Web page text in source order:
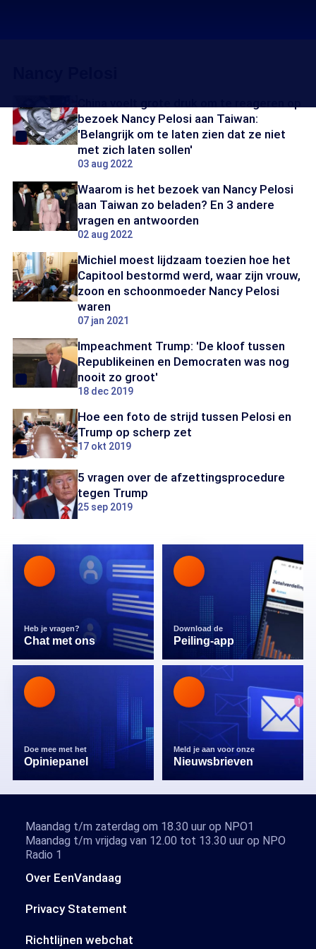
bezoek Nancy Pelosi aan Taiwan:
'Belangrijk om te laten zien dat ze niet
met zich laten sollen'
03 aug 2022
Waarom is het bezoek van Nancy Pelosi
aan Taiwan zo beladen? En 3 andere
vragen en antwoorden
02 aug 2022
Michiel moest lijdzaam toezien hoe het
Capitool bestormd werd, waar zijn vrouw,
zoon en schoonmoeder Nancy Pelosi
waren
07 jan 2021
Impeachment Trump: 'De kloof tussen
Republikeinen en Democraten was nog
nooit zo groot'
18 dec 2019
Hoe een foto de strijd tussen Pelosi en
Trump op scherp zet
17 okt 2019
5 vragen over de afzettingsprocedure
tegen Trump
25 sep 2019
Heb je vragen?
Chat met ons
Download de
Peiling-app
Doe mee met het
Opiniepanel
Meld je aan voor onze
Nieuwsbrieven
Over EenVandaag
Privacy Statement
Richtlijnen webchat
Maandag t/m zaterdag om 18.30 uur op NPO1
Maandag t/m vrijdag van 12.00 tot 13.30 uur op NPO
Radio 1